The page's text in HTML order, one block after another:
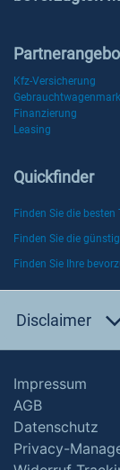
Kfz-Versicherung
Finanzierung
Leasing
Quickfinder
Finden Sie die besten
Finden Sie die
Finden Sie Ihre
Disclaimer
Impressum
AGB
Datenschutz
Privacy-